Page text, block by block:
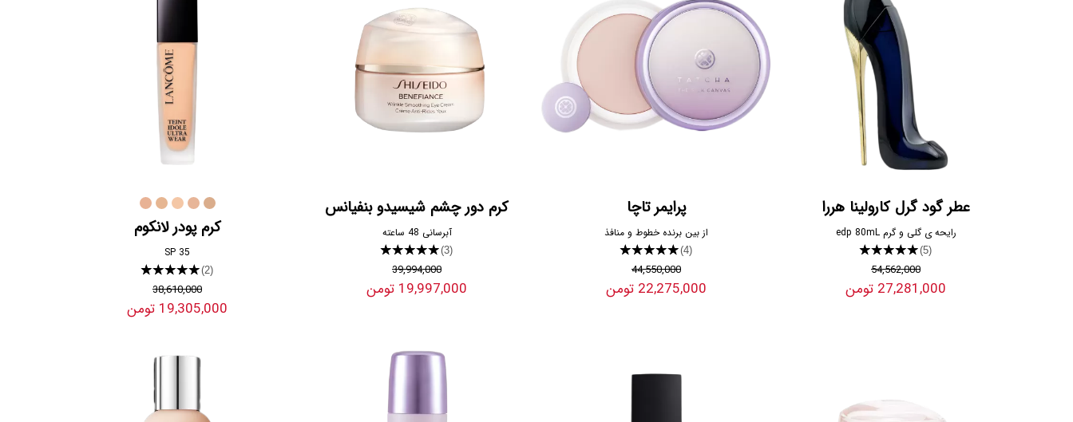
عطر گود گرل کارولینا هررا
رایحه ی گلی و گرم edp 80mL
★★★★★(5)
54,562,000
27,281,000 تومن
پرایمر تاچا
از بین برنده خطوط و منافذ
★★★★★(4)
44,550,000
22,275,000 تومن
کرم دور چشم شیسیدو بنفیانس
آبرسانی 48 ساعته
★★★★★(3)
39,994,000
19,997,000 تومن
کرم پودر لانکوم
SP 35
★★★★★(2)
38,610,000
19,305,000 تومن